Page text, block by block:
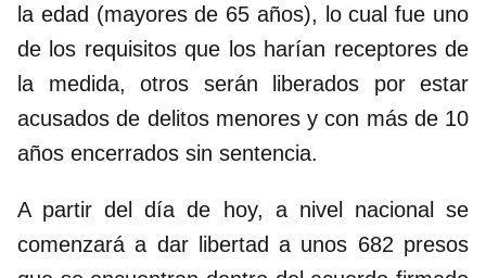
la edad (mayores de 65 años), lo cual fue uno
de los requisitos que los harían receptores de
la medida, otros serán liberados por estar
acusados de delitos menores y con más de 10
años encerrados sin sentencia.
A partir del día de hoy, a nivel nacional se
comenzará a dar libertad a unos 682 presos